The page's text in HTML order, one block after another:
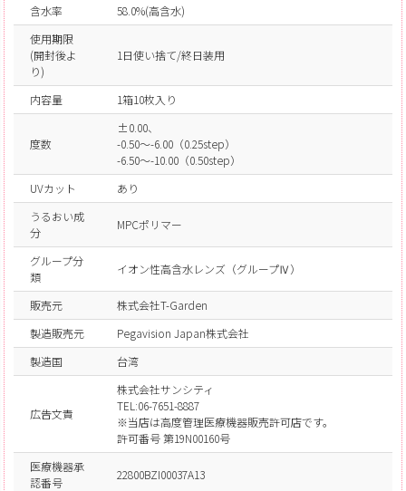
含水率
58.0%(高含水)
使用期限
(開封後よ
り)
1日使い捨て/終日装用
内容量 1箱10枚入り
度数
±0.00、
-0.50～-6.00（0.25step）
-6.50～-10.00（0.50step）
UVカット
あり
うるおい成
分
MPCポリマー
グループ分
類
イオン性高含水レンズ（グループⅣ）
販売元
株式会社T-Garden
製造販売元
Pegavision Japan株式会社
製造国
台湾
広告文責
株式会社サンシティ
TEL:06-7651-8887
※当店は高度管理医療機器販売許可店です。
許可番号 第19N00160号
医療機器承
認番号
22800BZI00037A13